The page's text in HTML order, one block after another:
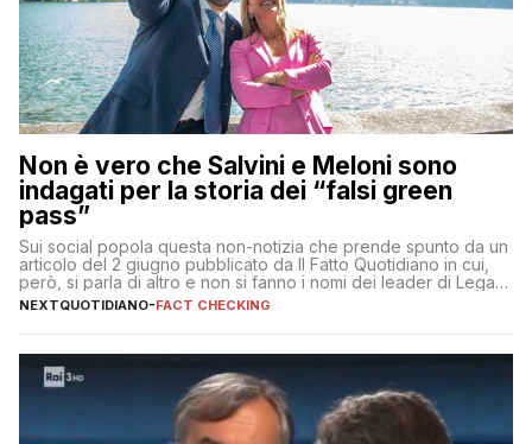
Non è vero che Salvini e Meloni sono
indagati per la storia dei “falsi green
pass”
Sui social popola questa non-notizia che prende spunto da un
articolo del 2 giugno pubblicato da Il Fatto Quotidiano in cui,
però, si parla di altro e non si fanno i nomi dei leader di Lega e
Fratelli d’Italia
NEXTQUOTIDIANO-FACT CHECKING